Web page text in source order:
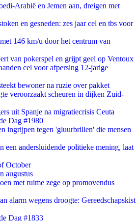
Arabië en Jemen aan, dreigen met
en gesneden: zes jaar cel en tbs voor
146 km/u door het centrum van
van pokerspel en grijpt geel op Ventoux
cel voor afpersing 12-jarige
bewoner na ruzie over pakket
veroorzaakt scheuren in dijken Zuid-
uit Spanje na migratiecrisis Ceuta
Dag #1980
ingrijpen tegen 'gluurbrillen' die mensen
een andersluidende politieke mening, laat
October
augustus
met ruime zege op promovendus
alarm wegens droogte: Gereedschapskist
Dag #1833